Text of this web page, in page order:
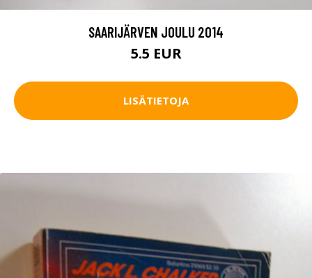
SAARIJÄRVEN JOULU 2014
5.5 EUR
LISÄTIETOJA